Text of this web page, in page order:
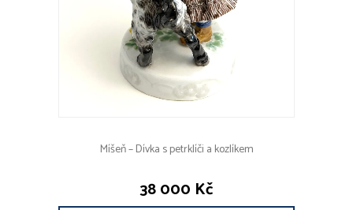
Míšeň – Dívka s petrklíči a kozlíkem
38 000 Kč